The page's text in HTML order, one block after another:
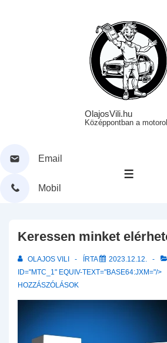
OlajosVili.hu
Középpontban a
Email
Mobil
MENÜ
Keressen minket
OLAJOS VILI ÍRTA 2023.12.12.
ID="MTC_1" EQUIV-TEXT="BASE64:JXM="/>
HOZZÁSZÓLÁSOK